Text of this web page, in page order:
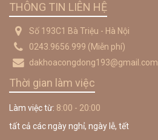
THÔNG TIN LIÊN HỆ
Số 193C1 Bà Triệu - Hà Nội
0243.9656.999 (Miễn phí)
dakhoacongdong193@gmail.com
Thời gian làm việc
Làm việc từ: 8:00 - 20:00
tất cả các ngày nghỉ, ngày lễ, tết